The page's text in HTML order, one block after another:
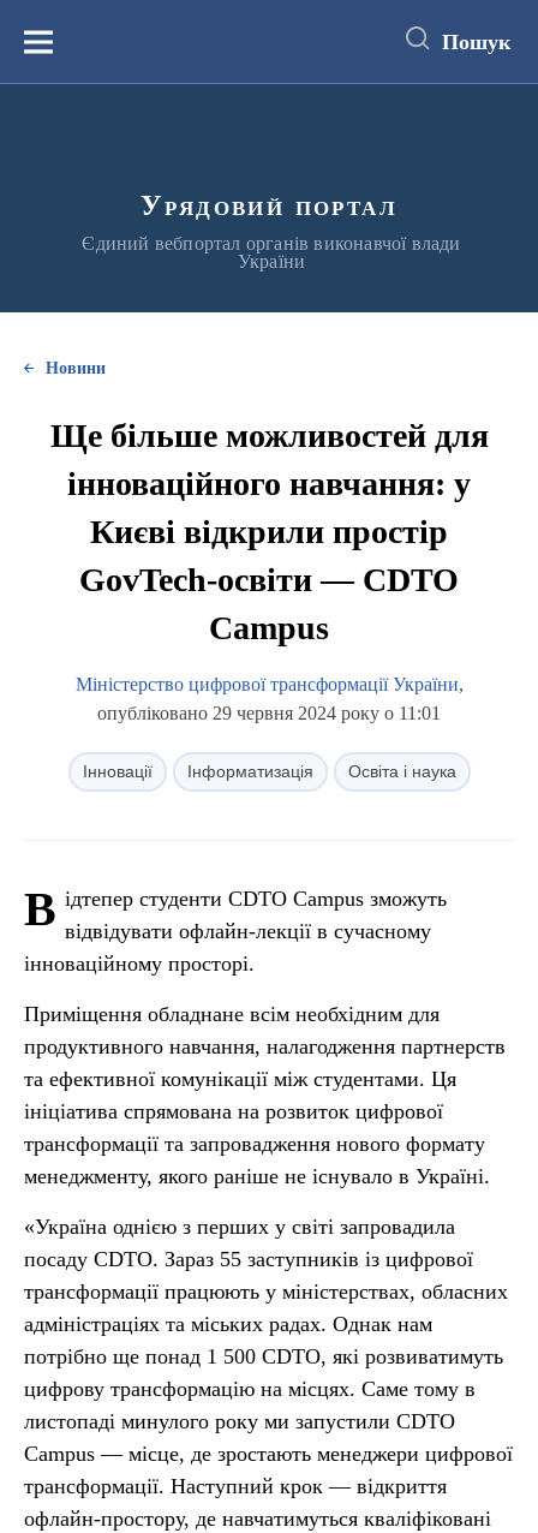
вмістуМеню Пошук
Урядовий портал
Єдиний вебпортал органів виконавчої влади
України
Новини
Ще більше можливостей для
інноваційного навчання: у
Києві відкрили простір
GovTech-освіти — CDTO
Campus
Міністерство цифрової трансформації України,
опубліковано 29 червня 2024 року о 11:01
Інновації Інформатизація Освіта і наука
В ідтепер студенти CDTO Campus зможуть
відвідувати офлайн-лекції в сучасному
інноваційному просторі.
Приміщення обладнане всім необхідним для
продуктивного навчання, налагодження партнерств
та ефективної комунікації між студентами. Ця
ініціатива спрямована на розвиток цифрової
трансформації та запровадження нового формату
менеджменту, якого раніше не існувало в Україні.
«Україна однією з перших у світі запровадила
посаду CDTO. Зараз 55 заступників із цифрової
трансформації працюють у міністерствах, обласних
адміністраціях та міських радах. Однак нам
потрібно ще понад 1 500 CDTO, які розвиватимуть
цифрову трансформацію на місцях. Саме тому в
листопаді минулого року ми запустили CDTO
Campus — місце, де зростають менеджери цифрової
трансформації. Наступний крок — відкриття
офлайн-простору, де навчатимуться кваліфіковані